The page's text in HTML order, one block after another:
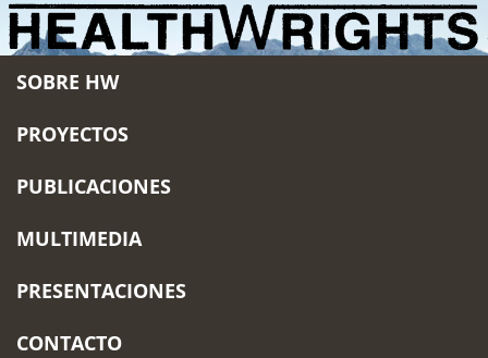
SOBRE HW
PROYECTOS
PUBLICACIONES
MULTIMEDIA
PRESENTACIONES
CONTACTO